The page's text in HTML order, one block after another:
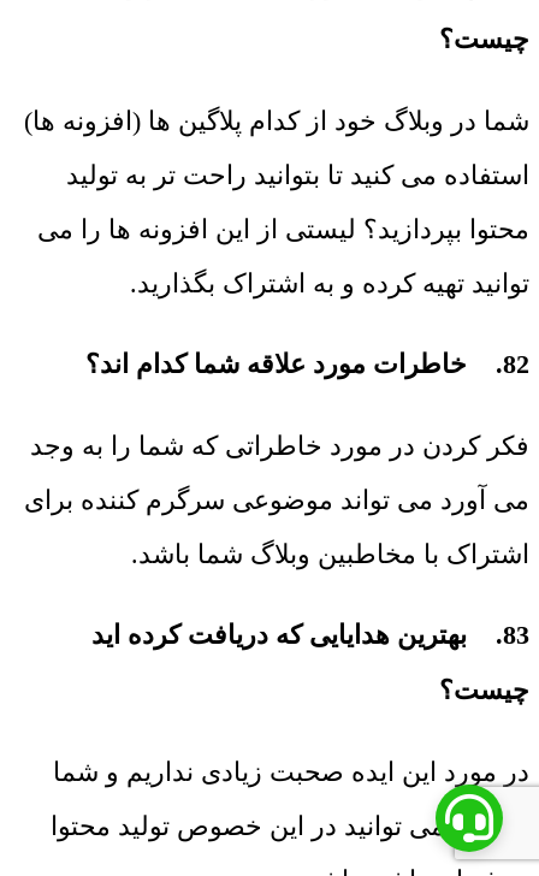
چیست؟
شما در وبلاگ خود از کدام پلاگین ها (افزونه ها)
استفاده می کنید تا بتوانید راحت تر به تولید
محتوا بپردازید؟ لیستی از این افزونه ها را می
توانید تهیه کرده و به اشتراک بگذارید.
82. خاطرات مورد علاقه شما کدام اند؟
فکر کردن در مورد خاطراتی که شما را به وجد
می آورد می تواند موضوعی سرگرم کننده برای
اشتراک با مخاطبین وبلاگ شما باشد.
83. بهترین هدایایی که دریافت کرده اید
چیست؟
در مورد این ایده صحبت زیادی نداریم و شما
خودتان می توانید در این خصوص تولید محتوا